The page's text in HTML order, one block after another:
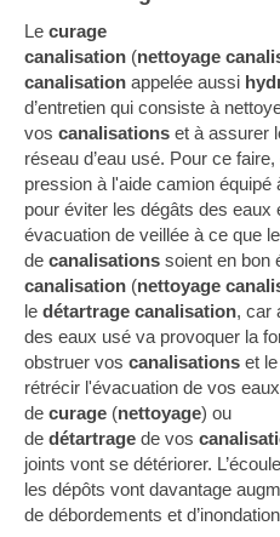
Le curage
canalisation (nettoyage
canalisation appelée aussi
d’entretien qui consiste à
vos canalisations et à assurer
réseau d’eau usé. Pour ce
pression à l'aide camion
pour éviter les dégâts des eaux
évacuation de veillée à ce que
de canalisations soient en bon
canalisation (nettoyage
le détartrage canalisation, car
des eaux usé va provoquer la
obstruer vos canalisations et
rétrécir l'évacuation de vos
de curage (nettoyage) ou
de détartrage de vos
joints vont se détériorer.
les dépôts vont davantage
de débordements et